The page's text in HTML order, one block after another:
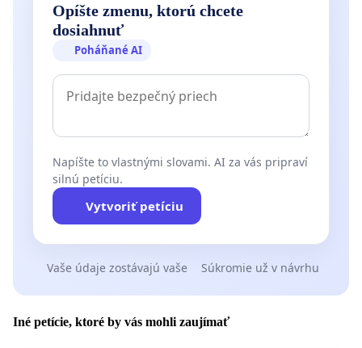
Opíšte zmenu, ktorú chcete
dosiahnuť
Poháňané AI
Napíšte to vlastnými slovami. AI za vás pripraví
silnú petíciu.
Vytvoriť petíciu
Vaše údaje zostávajú vaše Súkromie už v návrhu
Iné petície, ktoré by vás mohli zaujímať